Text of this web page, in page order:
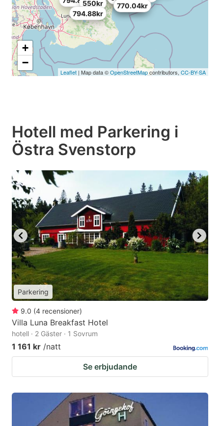
550kr 770.04kr
786.6kr
794.88kr
+
−
Leaflet | Map data ©OpenStreetMapcontributors, CC-BY-SA
Hotell med Parkering i
Östra Svenstorp
Parkering
9.0 (4 recensioner)
Villa Luna Breakfast Hotel
hotell · 2 Gäster · 1 Sovrum
1 161 kr /natt
Se erbjudande